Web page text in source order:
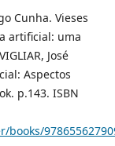
Cunha. Vieses
artificial: uma
José
Aspectos
p.143. ISBN